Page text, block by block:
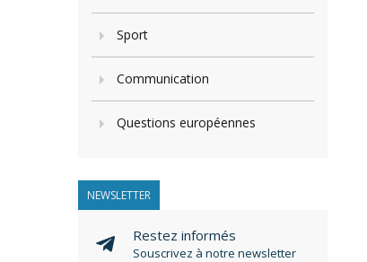
Sport
Communication
Questions européennes
NEWSLETTER
Restez informés
Souscrivez à notre newsletter